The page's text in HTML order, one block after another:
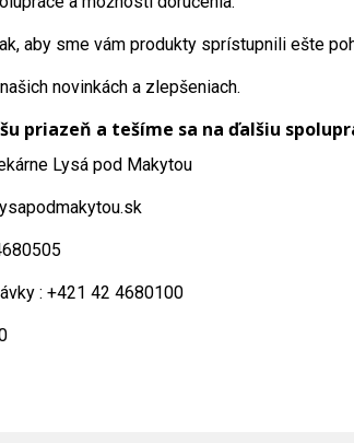
aby sme vám produkty sprístupnili ešte
novinkách a zlepšeniach.
priazeň a tešíme sa na ďalšiu
Lysá pod Makytou
: +421 42 4680100